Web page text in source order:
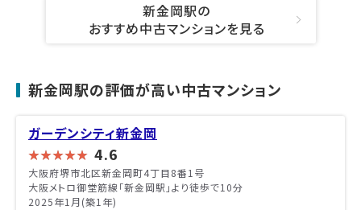
新金岡駅の
おすすめ中古マンションを見る
新金岡駅の評価が高い中古マンション
ガーデンシティ新金岡
4.6
大阪府堺市北区新金岡町4丁目8番1号
大阪メトロ御堂筋線「新金岡駅」より徒歩で10分
2025年1月(築1年)